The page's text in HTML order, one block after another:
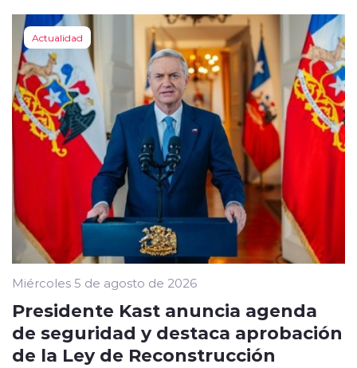
Actualidad
Miércoles 5 de agosto de 2026
Presidente Kast anuncia agenda
de seguridad y destaca aprobación
de la Ley de Reconstrucción